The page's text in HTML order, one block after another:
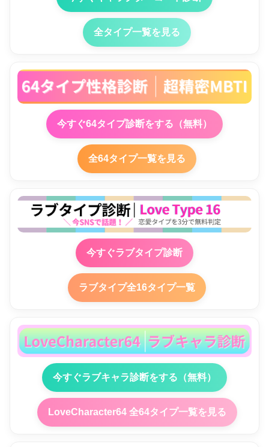
全タイプ一覧を見る
今すぐ64タイプ診断をする（無料）
全64タイプ一覧を見る
今すぐラブタイプ診断
ラブタイプ全16タイプ一覧
今すぐラブキャラ診断をする（無料）
LoveCharacter64 全64タイプ一覧を見る